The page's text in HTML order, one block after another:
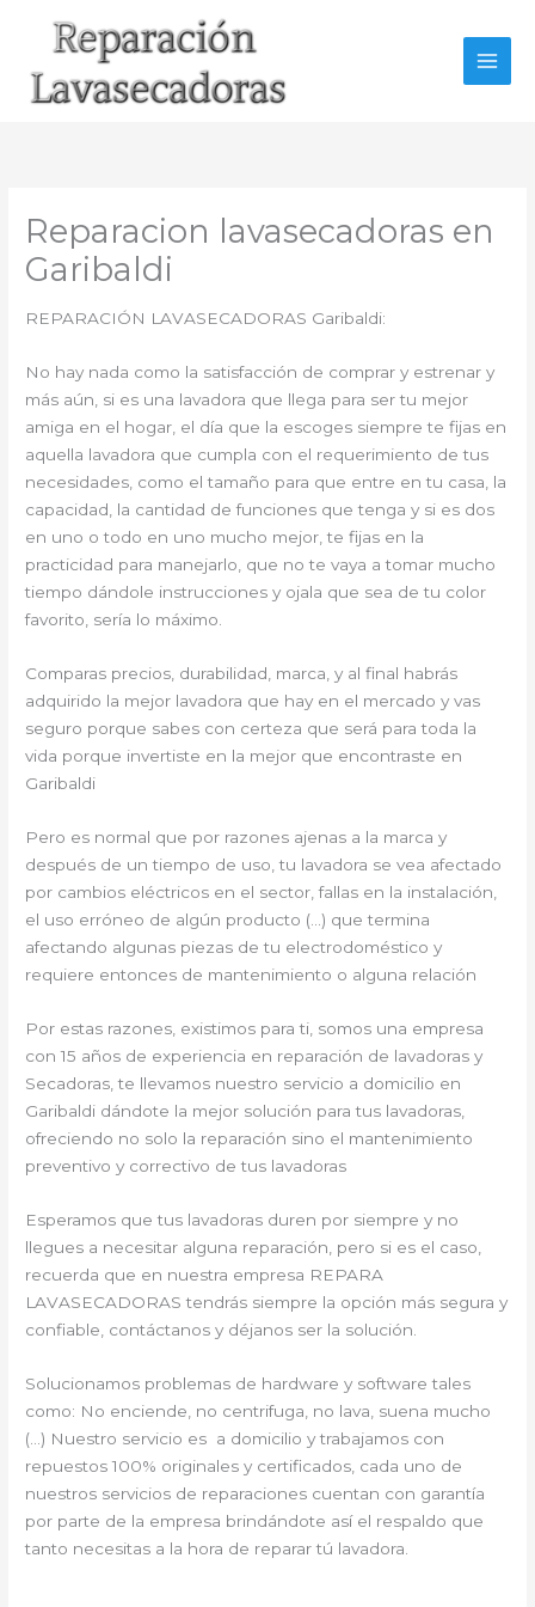
Reparacion lavasecadoras en
Garibaldi
REPARACIÓN LAVASECADORAS Garibaldi:
No hay nada como la satisfacción de comprar y estrenar y
más aún, si es una lavadora que llega para ser tu mejor
amiga en el hogar, el día que la escoges siempre te fijas en
aquella lavadora que cumpla con el requerimiento de tus
necesidades, como el tamaño para que entre en tu casa, la
capacidad, la cantidad de funciones que tenga y si es dos
en uno o todo en uno mucho mejor, te fijas en la
practicidad para manejarlo, que no te vaya a tomar mucho
tiempo dándole instrucciones y ojala que sea de tu color
favorito, sería lo máximo.
Comparas precios, durabilidad, marca, y al final habrás
adquirido la mejor lavadora que hay en el mercado y vas
seguro porque sabes con certeza que será para toda la
vida porque invertiste en la mejor que encontraste en
Garibaldi
Pero es normal que por razones ajenas a la marca y
después de un tiempo de uso, tu lavadora se vea afectado
por cambios eléctricos en el sector, fallas en la instalación,
el uso erróneo de algún producto (…) que termina
afectando algunas piezas de tu electrodoméstico y
requiere entonces de mantenimiento o alguna relación
Por estas razones, existimos para ti, somos una empresa
con 15 años de experiencia en reparación de lavadoras y
Secadoras, te llevamos nuestro servicio a domicilio en
Garibaldi dándote la mejor solución para tus lavadoras,
ofreciendo no solo la reparación sino el mantenimiento
preventivo y correctivo de tus lavadoras
Esperamos que tus lavadoras duren por siempre y no
llegues a necesitar alguna reparación, pero si es el caso,
recuerda que en nuestra empresa REPARA
LAVASECADORAS tendrás siempre la opción más segura y
confiable, contáctanos y déjanos ser la solución.
Solucionamos problemas de hardware y software tales
como: No enciende, no centrifuga, no lava, suena mucho
(…) Nuestro servicio es a domicilio y trabajamos con
repuestos 100% originales y certificados, cada uno de
nuestros servicios de reparaciones cuentan con garantía
por parte de la empresa brindándote así el respaldo que
tanto necesitas a la hora de reparar tú lavadora.